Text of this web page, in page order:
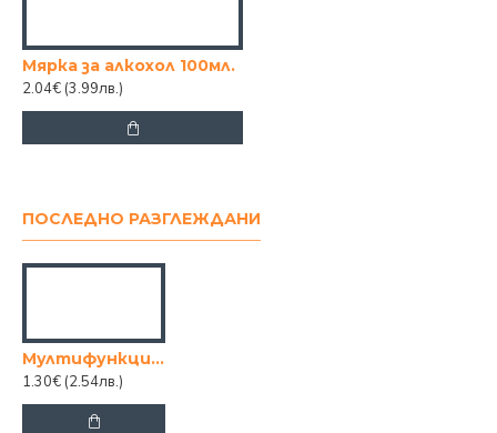
Мярка за алкохол 100мл.
2.04€ (3.99лв.)
ПОСЛЕДНО РАЗГЛЕЖДАНИ
Мултифункционална преса за чесън
1.30€ (2.54лв.)